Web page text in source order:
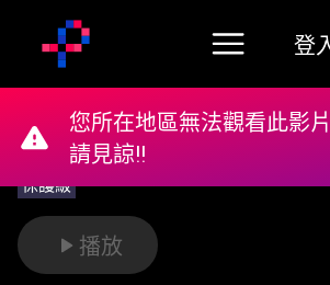
登
保護級
播放
您所在地區無法觀看此影
請見諒!!